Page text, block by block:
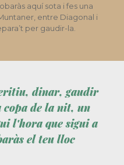
aquí sota i fes una
entre Diagonal i
per gaudir-la.
dinar, gaudir
de la nit, un
l'hora que sigui a
el teu lloc